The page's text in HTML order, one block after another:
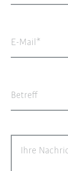
E-Mail
Betreff
Ihre